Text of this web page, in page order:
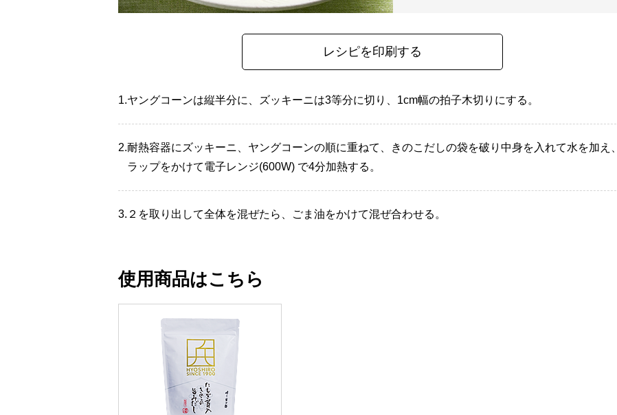
レシピを印刷する
1.ヤングコーンは縦半分に、ズッキーニは3等分に切り、1cm幅の拍子木切りにする。
2.耐熱容器にズッキーニ、ヤングコーンの順に重ねて、きのこだしの袋を破り中身を入れて水を加え、
ラップをかけて電子レンジ(600W) で4分加熱する。
3. ２を取り出して全体を混ぜたら、ごま油をかけて混ぜ合わせる。
使用商品はこちら